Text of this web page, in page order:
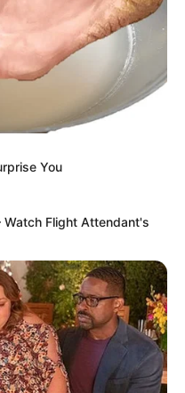
You
Watch Flight Attendant's